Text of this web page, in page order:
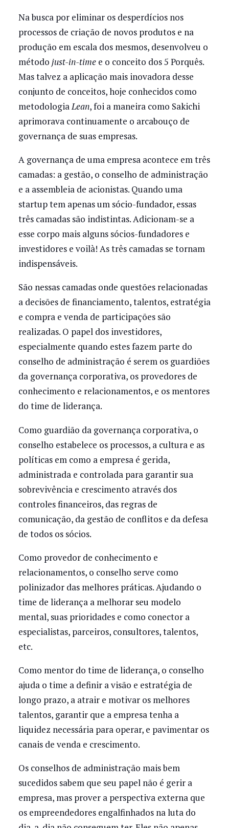
Na busca por eliminar os desperdícios nos
processos de criação de novos produtos e na
produção em escala dos mesmos, desenvolveu o
método just-in-timee o conceito dos 5 Porquês.
Mas talvez a aplicação mais inovadora desse
conjunto de conceitos, hoje conhecidos como
metodologiaLean, foi a maneira como Sakichi
aprimorava continuamente o arcabouço de
governança de suas empresas.
A governança de uma empresa acontece em três
camadas: a gestão, o conselho de administração
e a assembleia de acionistas. Quando uma
startup tem apenas um sócio-fundador, essas
três camadas são indistintas. Adicionam-se a
esse corpo mais alguns sócios-fundadores e
investidores e voilà! As três camadas se tornam
indispensáveis.
São nessas camadas onde questões relacionadas
a decisões de financiamento, talentos, estratégia
e compra e venda de participações são
realizadas. O papel dos investidores,
especialmente quando estes fazem parte do
conselho de administração é serem os guardiões
da governança corporativa, os provedores de
conhecimento e relacionamentos, e os mentores
do time de liderança.
Como guardião da governança corporativa, o
conselho estabelece os processos, a cultura e as
políticas em como a empresa é gerida,
administrada e controlada para garantir sua
sobrevivência e crescimento através dos
controles financeiros, das regras de
comunicação, da gestão de conflitos e da defesa
de todos os sócios.
Como provedor de conhecimento e
relacionamentos, o conselho serve como
polinizador das melhores práticas. Ajudando o
time de liderança a melhorar seu modelo
mental, suas prioridades e como conector a
especialistas, parceiros, consultores, talentos,
etc.
Como mentor do time de liderança, o conselho
ajuda o time a definir a visão e estratégia de
longo prazo, a atrair e motivar os melhores
talentos, garantir que a empresa tenha a
liquidez necessária para operar, e pavimentar os
canais de venda e crescimento.
Os conselhos de administração mais bem
sucedidos sabem que seu papel não é gerir a
empresa, mas prover a perspectiva externa que
os empreendedores engalfinhados na luta do